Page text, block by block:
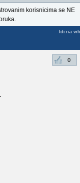
korisnicima se NE
Idi na vrh
0